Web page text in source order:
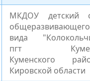
МКДОУ детский
общеразвивающего
вида
пгт
Куменского
Кировской области